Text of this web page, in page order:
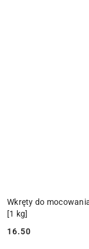
Wkręty do
[1 kg]
Cena:
16.50